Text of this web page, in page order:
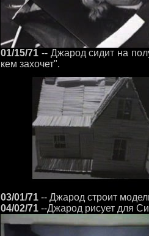
01/15/71 -- Джарод сидит на
кем захочет".
03/01/71 -- Джарод строит
04/02/71 --Джарод рисует для